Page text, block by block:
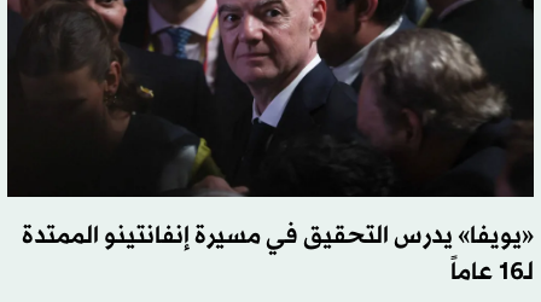
«يويفا» يدرس التحقيق في مسيرة إنفانتينو الممتدة
لـ16 عاماً